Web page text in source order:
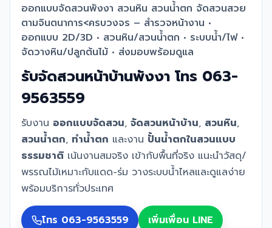
ออกแบบจัดสวนพังงา สวนหิน สวนน้ำตก จัดสวนสวย
ตามจินตนาการ<ครบวงจร – สำรวจหน้างาน •
ออกแบบ 2D/3D • สวนหิน/สวนน้ำตก • ระบบน้ำ/ไฟ •
จัดวางหิน/ปลูกต้นไม้ • ส่งมอบพร้อมดูแล
รับจัดสวนหน้าบ้านพังงา โทร 063-
9563559
รับงาน ออกแบบจัดสวน, จัดสวนหน้าบ้าน, สวนหิน,
สวนน้ำตก, ทำน้ำตก และงาน ปั้นน้ำตกในสวนแบบ
ธรรมชาติ เน้นงานสมจริง เข้ากับพื้นที่จริง แนะนำวัสดุ/
พรรณไม้เหมาะกับแดด-ร่ม วางระบบน้ำไหลและดูแลง่าย
พร้อมบริการทั่วประเทศ
โทร 063-9563559
เพิ่มเพื่อน LINE